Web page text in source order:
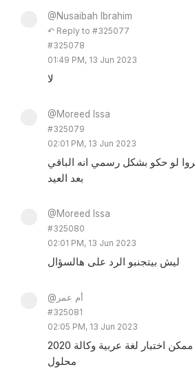
@Nusaibah Ibrahim
↶ Reply to #325077
#325078
01:49 PM, 13 Jun 2023
لا
@Moreed Issa
#325079
02:01 PM, 13 Jun 2023
لو حكو بشكل رسمي انه الباقي
بعد العيد
@Moreed Issa
#325080
02:01 PM, 13 Jun 2023
ليش بيتجنبو الرد على هالسؤال
@أم عمر
#325081
02:05 PM, 13 Jun 2023
مساء الخير،إذا ممكن اختبار لغة عربية وكالة 2020
محلول